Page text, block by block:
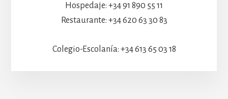
Hospedaje: +34 91 890 55 11
Restaurante: +34 620 63 30 83
Colegio-Escolanía: +34 613 65 03 18